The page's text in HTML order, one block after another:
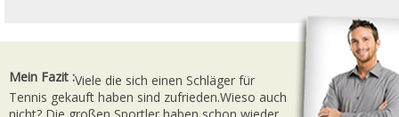
Mein Fazit :Viele die sich einen Schläger für
Tennis gekauft haben sind zufrieden.Wieso auch